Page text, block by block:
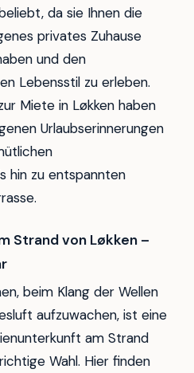
da sie Ihnen die
privates Zuhause
und den
Lebensstil zu erleben.
Miete in Løkken haben
Urlaubserinnerungen
hin zu entspannten
Strand von Løkken –
beim Klang der Wellen
aufzuwachen, ist eine
am Strand
Wahl. Hier finden